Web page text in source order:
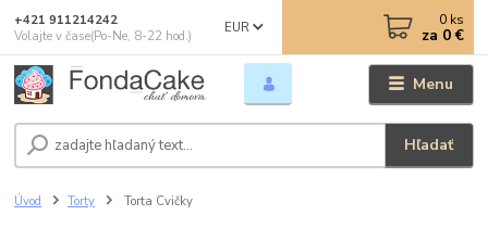
Menu
EUR
Hľadať
+421 911214242
Volajte v čase(Po-Ne, 8-22 hod.)
0 ks
za 0 €
Úvod Torty Torta Cvičky